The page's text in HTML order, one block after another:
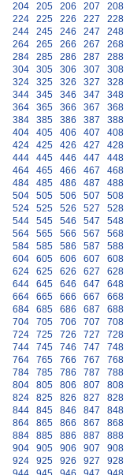
204
205 206 207 208
224
225 226 227 228
244
245 246 247 248
264
265 266 267 268
284
285 286 287 288
304
305 306 307 308
324
325 326 327 328
344
345 346 347 348
364
365 366 367 368
384
385 386 387 388
404
405 406 407 408
424
425 426 427 428
444
445 446 447 448
464
465 466 467 468
484
485 486 487 488
504
505 506 507 508
524
525 526 527 528
544
545 546 547 548
564
565 566 567 568
584
585 586 587 588
604
605 606 607 608
624
625 626 627 628
644
645 646 647 648
664
665 666 667 668
684
685 686 687 688
704
705 706 707 708
724
725 726 727 728
744
745 746 747 748
764
765 766 767 768
784
785 786 787 788
804
805 806 807 808
824
825 826 827 828
844
845 846 847 848
864
865 866 867 868
884
885 886 887 888
904
905 906 907 908
924
925 926 927 928